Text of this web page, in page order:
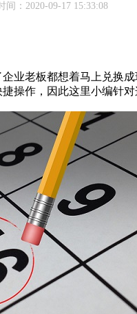
间：2020-09-17 15:33:08
业老板都想着马上兑换
操作，因此这里小编针对